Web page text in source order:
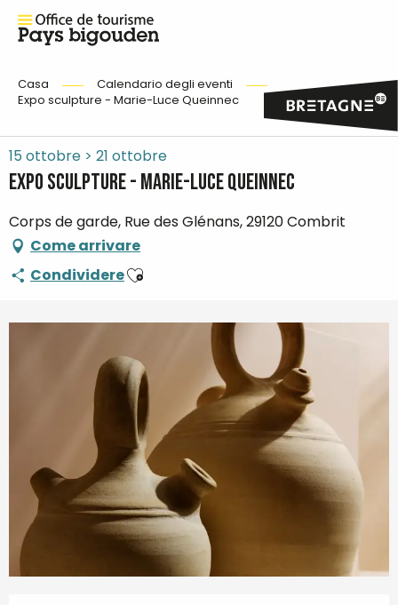
Casa
Calendario degli eventi
Expo sculpture - Marie-Luce Queinnec
15 ottobre > 21 ottobre
Expo sculpture - Marie-Luce Queinnec
Corps de garde, Rue des Glénans, 29120 Combrit
Come arrivare
CondividereAjouter aux favoris